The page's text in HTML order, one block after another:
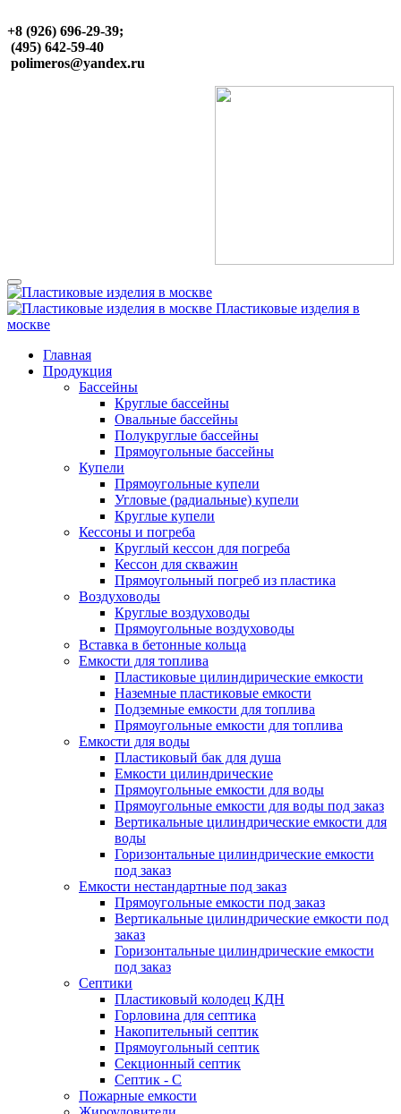
+8 (926) 696-29-39;
(495) 642-59-40
polimeros@yandex.ru
Пластиковые изделия в
москве
Главная
Продукция
Бассейны
Круглые бассейны
Овальные бассейны
Полукруглые бассейны
Прямоугольные бассейны
Купели
Прямоугольные купели
Угловые (радиальные) купели
Круглые купели
Кессоны и погреба
Круглый кессон для погреба
Кессон для скважин
Прямоугольный погреб из пластика
Воздуховоды
Круглые воздуховоды
Прямоугольные воздуховоды
Вставка в бетонные кольца
Емкости для топлива
Пластиковые цилиндирические емкости
Наземные пластиковые емкости
Подземные емкости для топлива
Прямоугольные емкости для топлива
Емкости для воды
Пластиковый бак для душа
Емкости цилиндрические
Прямоугольные емкости для воды
Прямоугольные емкости для воды под заказ
Вертикальные цилиндрические емкости для
воды
Горизонтальные цилиндрические емкости
под заказ
Емкости нестандартные под заказ
Прямоугольные емкости под заказ
Вертикальные цилиндрические емкости под
заказ
Горизонтальные цилиндрические емкости
под заказ
Септики
Пластиковый колодец КДН
Горловина для септика
Накопительный септик
Прямоугольный септик
Секционный септик
Септик - С
Пожарные емкости